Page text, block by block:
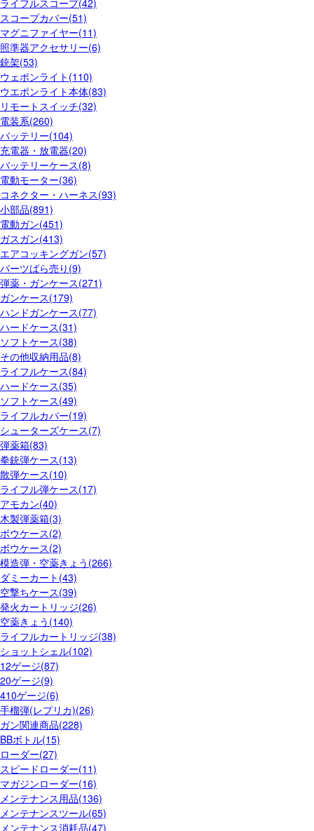
スコープカバー(51)
マグニファイヤー(11)
照準器アクセサリー(6)
銃架(53)
ウェポンライト(110)
ウエポンライト本体(83)
リモートスイッチ(32)
電装系(260)
バッテリー(104)
充電器・放電器(20)
バッテリーケース(8)
電動モーター(36)
コネクター・ハーネス(93)
小部品(891)
電動ガン(451)
ガスガン(413)
エアコッキングガン(57)
パーツばら売り(9)
弾薬・ガンケース(271)
ガンケース(179)
ハンドガンケース(77)
ハードケース(31)
ソフトケース(38)
その他収納用品(8)
ライフルケース(84)
ハードケース(35)
ソフトケース(49)
ライフルカバー(19)
シューターズケース(7)
弾薬箱(83)
拳銃弾ケース(13)
散弾ケース(10)
ライフル弾ケース(17)
アモカン(40)
木製弾薬箱(3)
ボウケース(2)
ボウケース(2)
模造弾・空薬きょう(266)
ダミーカート(43)
空撃ちケース(39)
発火カートリッジ(26)
空薬きょう(140)
ライフルカートリッジ(38)
ショットシェル(102)
12ゲージ(87)
20ゲージ(9)
410ゲージ(6)
手榴弾(レプリカ)(26)
ガン関連商品(228)
BBボトル(15)
ローダー(27)
スピードローダー(11)
マガジンローダー(16)
メンテナンス用品(136)
メンテナンスツール(65)
メンテナンス消耗品(47)